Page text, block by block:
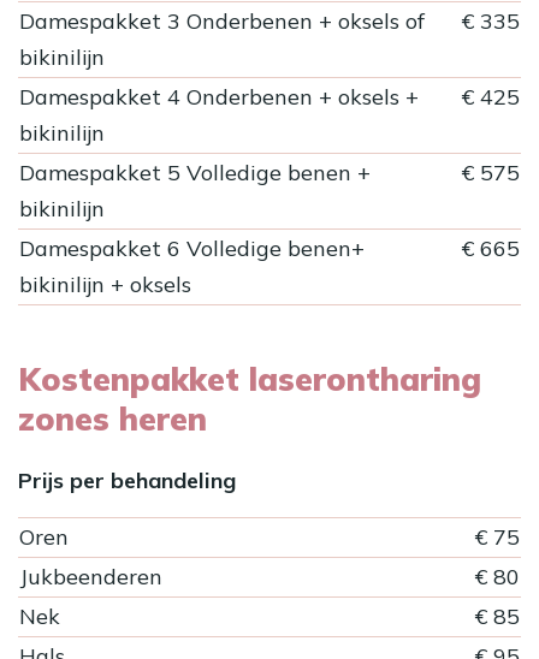
Damespakket 3 Onderbenen + oksels of
bikinilijn
€ 335
Damespakket 4 Onderbenen + oksels +
bikinilijn
€ 425
Damespakket 5 Volledige benen +
bikinilijn
€ 575
Damespakket 6 Volledige benen+
bikinilijn + oksels
€ 665
Kostenpakket laserontharing
zones heren
Prijs per behandeling
Oren
€ 75
Jukbeenderen
€ 80
Nek
€ 85